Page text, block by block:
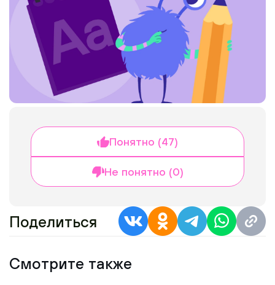
Понятно (47)
Не понятно (0)
Поделиться
Смотрите также